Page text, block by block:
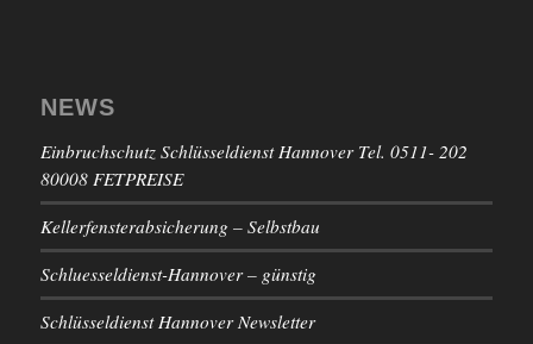
NEWS
Einbruchschutz Schlüsseldienst Hannover Tel. 0511- 202
80008 FETPREISE
Kellerfensterabsicherung – Selbstbau
Schluesseldienst-Hannover – günstig
Schlüsseldienst Hannover Newsletter